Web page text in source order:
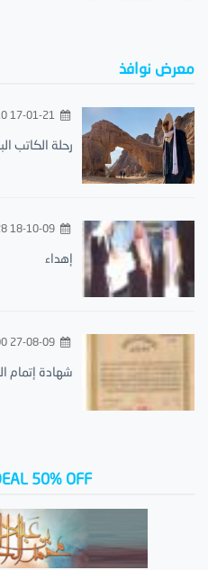
معرض نوافذ
17-01-21 09:10 صباحاً
رحلة الكاتب
18-10-09 08:28 صباحاً
إهداء
27-08-09 12:00 مساءً
شهادة إتمام
50% OFF